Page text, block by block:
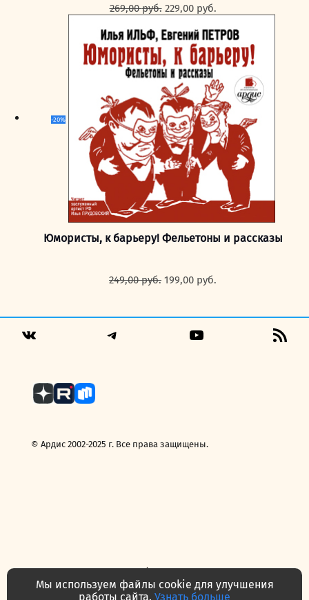
269,00руб. Первоначальная
цена
составляла
269,00 руб..
229,00 руб.
цена:
229,00 руб..
-20%
Юмористы, к барьеру! Фельетоны и рассказы
249,00руб. Первоначальная
249,00 руб..
199,00 руб.
© Ардис 2002-2025 г. Все права защищены.
Политика конфиденциальности
Договор — публичная оферта
Часто задаваемые вопросы
Контакты
Мы используем файлы cookie для улучшения
работы сайта. Узнать больше